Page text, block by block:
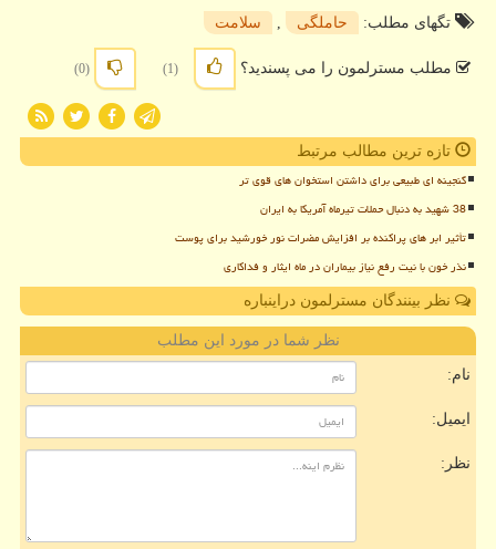
تگهای مطلب:
حاملگی سلامت
مطلب مسترلمون را می پسندید؟ (1)
(0)
تازه ترین مطالب مرتبط
گنجینه ای طبیعی برای داشتن استخوان های قوی تر
38 شهید به دنبال حملات تیرماه آمریکا به ایران
تأثیر ابر های پراکنده بر افزایش مضرات نور خورشید برای پوست
نذر خون با نیت رفع نیاز بیماران در ماه ایثار و فداکاری
نظر بینندگان مسترلمون دراینباره
نظر شما در مورد این مطلب
نام:
ایمیل:
نظر: